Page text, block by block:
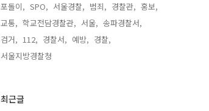
포돌이, SPO, 서울경찰, 범죄, 경찰관, 홍보,
교통, 학교전담경찰관, 서울, 송파경찰서,
검거, 112, 경찰서, 예방, 경찰,
서울지방경찰청,
최
최근글